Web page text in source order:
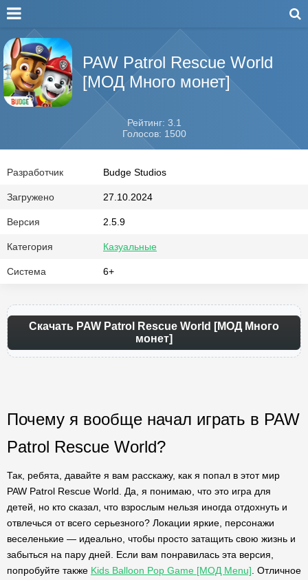
PAW Patrol Rescue World
[МОД Много монет]
Рейтинг: 3.1
Голосов: 1500
Разработчик Budge Studios
Загружено 27.10.2024
Версия 2.5.9
Категория Казуальные
Система 6+
Скачать PAW Patrol Rescue World [МОД Много
монет]
Почему я вообще начал играть в PAW
Patrol Rescue World?
Так, ребята, давайте я вам расскажу, как я попал в этот мир
PAW Patrol Rescue World. Да, я понимаю, что это игра для
детей, но кто сказал, что взрослым нельзя иногда отдохнуть и
отвлечься от всего серьезного? Локации яркие, персонажи
веселенькие — идеально, чтобы просто затащить свою жизнь и
забыться на пару дней. Если вам понравилась эта версия,
попробуйте также Kids Balloon Pop Game [МОД Menu] . Отличное